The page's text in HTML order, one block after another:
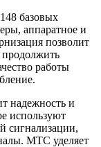
базовых
аппаратное и
позволит
продолжить
работы
надежность и
используют
сигнализации,
МТС уделяет